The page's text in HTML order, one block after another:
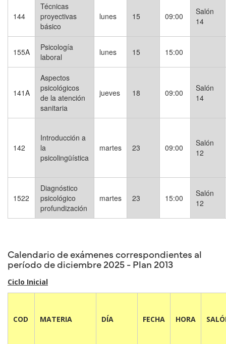
144
Técnicas
proyectivas
básico
lunes 15 09:00
Salón
14
155A
Psicología
laboral
lunes 15 15:00
141A
Aspectos
psicológicos
de la atención
sanitaria
jueves 18 09:00
Salón
14
142
Introducción a
la
psicolingüística
martes 23 09:00
Salón
12
1522
Diagnóstico
psicológico
profundización
martes 23 15:00
Salón
12
Calendario de exámenes correspondientes al
período de diciembre 2025 - Plan 2013
Ciclo Inicial
COD MATERIA DÍA FECHA HORA